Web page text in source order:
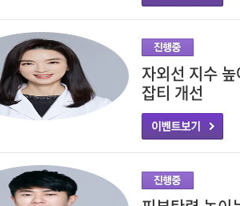
자외선 지수
잡티 개선